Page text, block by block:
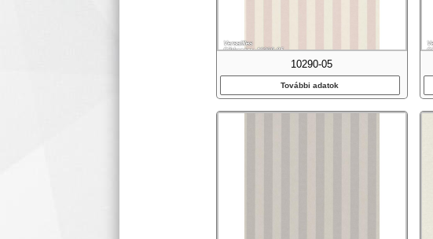
10290-05
További adatok